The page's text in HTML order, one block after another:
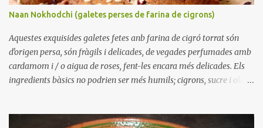
ressequi durant l'enfornat. Indubtablement es poden variar les
espècies a l'gust, o llevar-les, utilitzar llimona ratllada, vainilla,
taronja i canyella i un llarg etcètera Ingredien...
Naan Nokhodchi (galetes perses de farina de cigrons)
Aquestes exquisides galetes fetes anb farina de cigró torrat són
d'origen persa, són fràgils i delicades, de vegades perfumades amb
cardamom i / o aigua de roses, fent-les encara més delicades. Els
ingredients bàsics no podrien ser més humils; cigrons, sucre i oli,
mig orient, però imagino que altres sabors o espècies podrien anar